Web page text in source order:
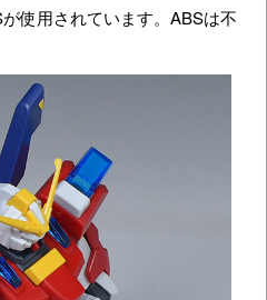
使用されています。ABSは不